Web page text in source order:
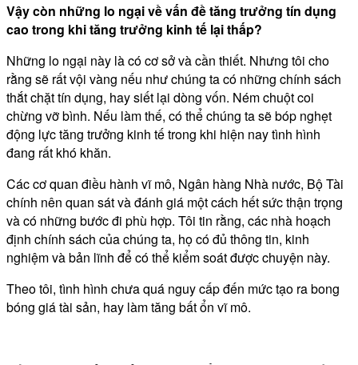
Vậy còn những lo ngại về vấn đề tăng trưởng tín dụng
cao trong khi tăng trưởng kinh tế lại thấp?
Những lo ngại này là có cơ sở và cần thiết. Nhưng tôi cho
rằng sẽ rất vội vàng nếu như chúng ta có những chính sách
thắt chặt tín dụng, hay siết lại dòng vốn. Ném chuột coi
chừng vỡ bình. Nếu làm thế, có thể chúng ta sẽ bóp nghẹt
động lực tăng trưởng kinh tế trong khi hiện nay tình hình
đang rất khó khăn.
Các cơ quan điều hành vĩ mô, Ngân hàng Nhà nước, Bộ Tài
chính nên quan sát và đánh giá một cách hết sức thận trọng
và có những bước đi phù hợp. Tôi tin rằng, các nhà hoạch
định chính sách của chúng ta, họ có đủ thông tin, kinh
nghiệm và bản lĩnh để có thể kiểm soát được chuyện này.
Theo tôi, tình hình chưa quá nguy cấp đến mức tạo ra bong
bóng giá tài sản, hay làm tăng bất ổn vĩ mô.